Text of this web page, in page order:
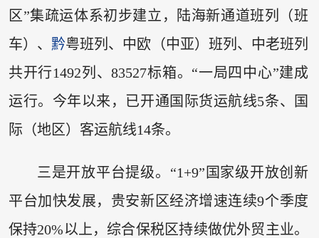
区”集疏运体系初步建立，陆海新通道班列（班
车）、 黔粤班列、中欧（中亚）班列、中老班列
共开行1492列、83527标箱。“一局四中心”建成
运行。今年以来，已开通国际货运航线5条、国
际（地区）客运航线14条。
三是开放平台提级。“1+9”国家级开放创新
平台加快发展，贵安新区经济增速连续9个季度
保持20%以上，综合保税区持续做优外贸主业。